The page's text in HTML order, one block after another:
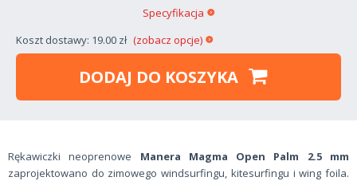
Koszt dostawy: 19.00 zł (zobacz opcje)
Specyfikacja
DODAJ DO KOSZYKA
Rękawiczki neoprenowe Manera Magma Open Palm 2.5 mm
zaprojektowano do zimowego windsurfingu, kitesurfingu i wing foila.